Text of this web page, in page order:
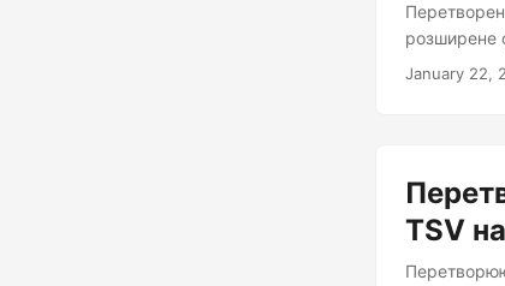
розширене
January 22,
TSV